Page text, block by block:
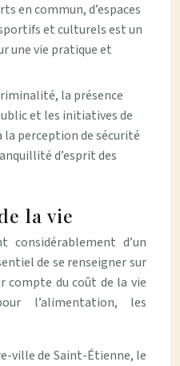
en commun, d’espaces
et culturels est un
une vie pratique et
la présence
et les initiatives de
perception de sécurité
d’esprit des
la vie
considérablement d’un
de se renseigner sur
compte du coût de la vie
l’alimentation, les
ville de Saint-Étienne, le